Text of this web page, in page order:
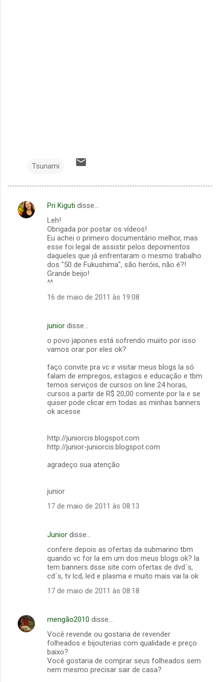
Tsunami
C
Pri Kiguti disse…
Leh!
Obrigada por postar os vídeos!
Eu achei o primeiro documentário melhor, mas
esse foi legal de assistir pelos depoimentos
daqueles que já enfrentaram o mesmo trabalho
dos "50 de Fukushima", são heróis, não é?!
Grande beijo!
^^
16 de maio de 2011 às 19:08
junior disse…
o povo japones está sofrendo muiito por isso
vamos orar por eles ok?
faço convite pra vc ir visitar meus blogs la só
falam de empregos, estagios e educação e tbm
temos serviços de cursos on line 24 horas,
cursos a partir de R$ 20,00 comente por la e se
quiser pode clicar em todas as minhas banners
ok acesse
http://juniorcis.blogspot.com
http://junior-juniorcis.blogspot.com
agradeço sua atenção
junior
17 de maio de 2011 às 08:13
Junior disse…
confere depois as ofertas da submarino tbm
quando vc for la em um dos meus blogs ok? la
tem banners dsse site com ofertas de dvd´s,
cd´s, tv lcd, led e plasma e muito mais vai la ok
17 de maio de 2011 às 08:18
mengão2010 disse…
Você revende ou gostaria de revender
folheados e bijouterias com qualidade e preço
baixo?
Você gostaria de comprar seus folheados sem
nem mesmo precisar sair de casa?